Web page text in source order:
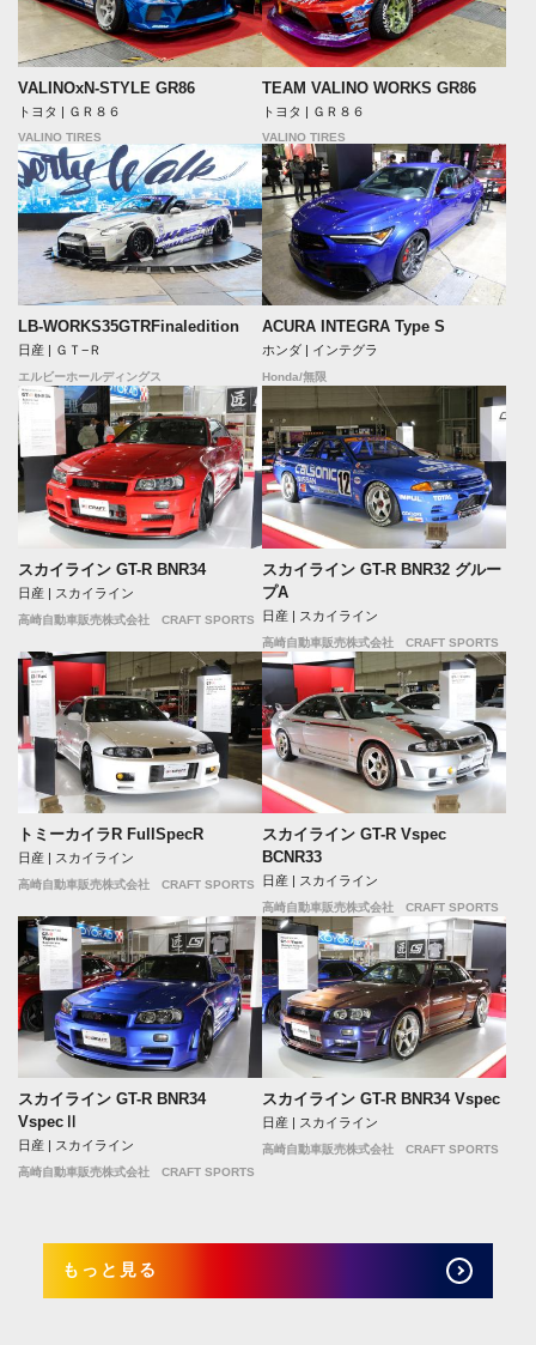
VALINOxN-STYLE GR86
トヨタ | ＧＲ８６
VALINO TIRES
TEAM VALINO WORKS GR86
トヨタ | ＧＲ８６
VALINO TIRES
LB-WORKS35GTRFinaledition
日産 | ＧＴ−Ｒ
エルビーホールディングス
ACURA INTEGRA Type S
ホンダ | インテグラ
Honda/無限
スカイライン GT-R BNR34
日産 | スカイライン
高崎自動車販売株式会社 CRAFT SPORTS
スカイライン GT-R BNR32 グルー
プA
日産 | スカイライン
高崎自動車販売株式会社 CRAFT SPORTS
トミーカイラR FullSpecR
日産 | スカイライン
高崎自動車販売株式会社 CRAFT SPORTS
スカイライン GT-R Vspec
BCNR33
日産 | スカイライン
高崎自動車販売株式会社 CRAFT SPORTS
スカイライン GT-R BNR34
VspecⅡ
日産 | スカイライン
高崎自動車販売株式会社 CRAFT SPORTS
スカイライン GT-R BNR34 Vspec
日産 | スカイライン
高崎自動車販売株式会社 CRAFT SPORTS
もっと見る